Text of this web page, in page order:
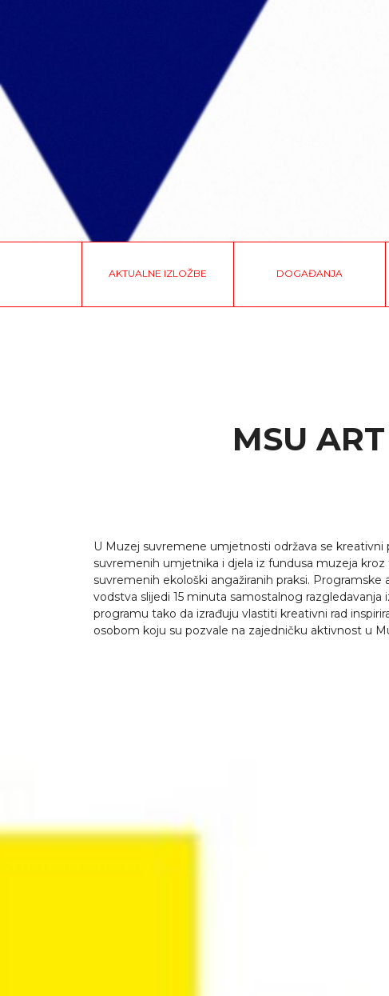
AKTUALNE IZLOŽBE DOGAĐANJA
MSU
U Muzej suvremene umjetnosti održava se kreativni
suvremenih umjetnika i djela iz fundusa muzeja
suvremenih ekološki angažiranih praksi.
vodstva slijedi 15 minuta samostalnog
programu tako da izrađuju vlastiti kreativni rad
osobom koju su pozvale na zajedničku aktivnost u